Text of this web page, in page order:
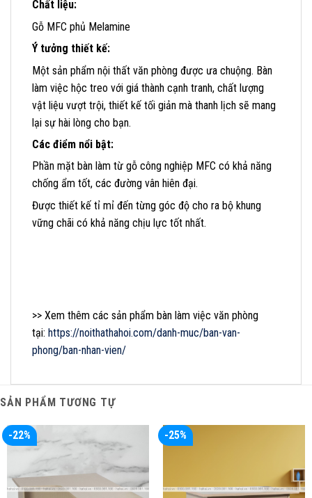
Chất liệu:
Gỗ MFC phủ Melamine
Ý tưởng thiết kế:
Một sản phẩm nội thất văn phòng được ưa chuộng. Bàn
làm việc hộc treo với giá thành cạnh tranh, chất lượng
vật liệu vượt trội, thiết kế tối giản mà thanh lịch sẽ mang
lại sự hài lòng cho bạn.
Các điểm nổi bật:
Phần mặt bàn làm từ gỗ công nghiệp MFC có khả năng
chống ẩm tốt, các đường vân hiên đại.
Được thiết kế tỉ mỉ đến từng góc độ cho ra bộ khung
vững chãi có khả năng chịu lực tốt nhất.
>> Xem thêm các sản phẩm bàn làm việc văn phòng
tại: https://noithathahoi.com/danh-muc/ban-van-
phong/ban-nhan-vien/
SẢN PHẨM TƯƠNG TỰ
-22% -25%